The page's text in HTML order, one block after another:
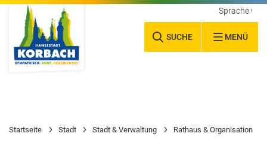
SUCHE MENÜ
Sprache
Startseite Stadt Stadt & Verwaltung Rathaus & Organisation